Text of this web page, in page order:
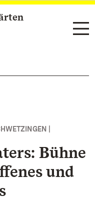
|
Bühne
und